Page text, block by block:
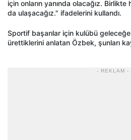
için onların yanında olacağız.
da ulaşacağız." ifadelerini kullandı.
Sportif başarılar için kulübü
ürettiklerini anlatan Özbek, şunları
- REKLAM -